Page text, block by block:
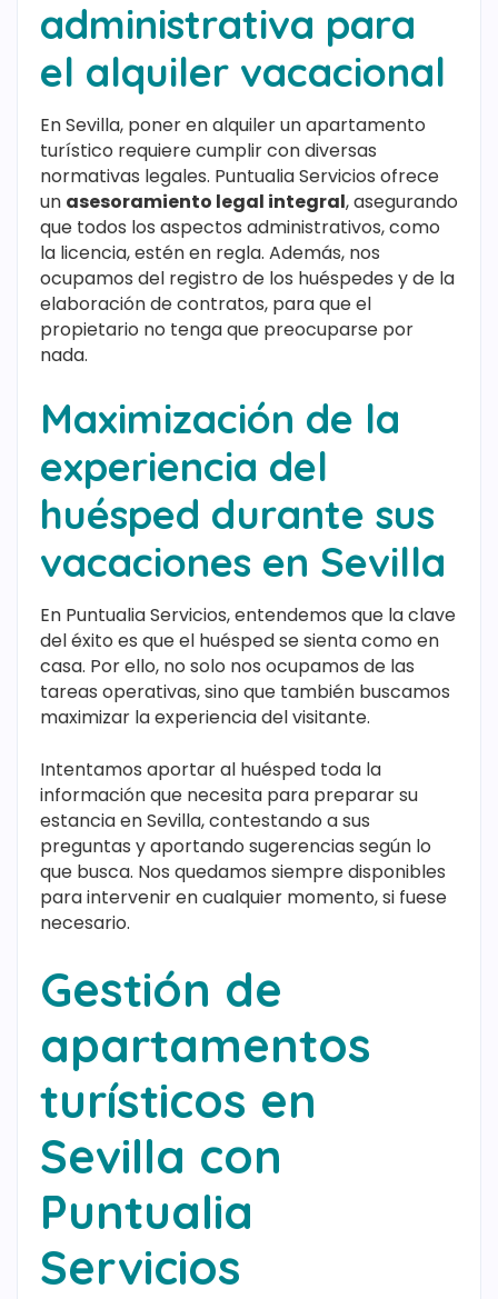
administrativa para
el alquiler vacacional
En Sevilla, poner en alquiler un apartamento
turístico requiere cumplir con diversas
normativas legales. Puntualia Servicios ofrece
un asesoramiento legal integral, asegurando
que todos los aspectos administrativos, como
la licencia, estén en regla. Además, nos
ocupamos del registro de los huéspedes y de la
elaboración de contratos, para que el
propietario no tenga que preocuparse por
nada.
Maximización de la
experiencia del
huésped durante sus
vacaciones en Sevilla
En Puntualia Servicios, entendemos que la clave
del éxito es que el huésped se sienta como en
casa. Por ello, no solo nos ocupamos de las
tareas operativas, sino que también buscamos
maximizar la experiencia del visitante.
Intentamos aportar al huésped toda la
información que necesita para preparar su
estancia en Sevilla, contestando a sus
preguntas y aportando sugerencias según lo
que busca. Nos quedamos siempre disponibles
para intervenir en cualquier momento, si fuese
necesario.
Gestión de
apartamentos
turísticos en
Sevilla con
Puntualia
Servicios